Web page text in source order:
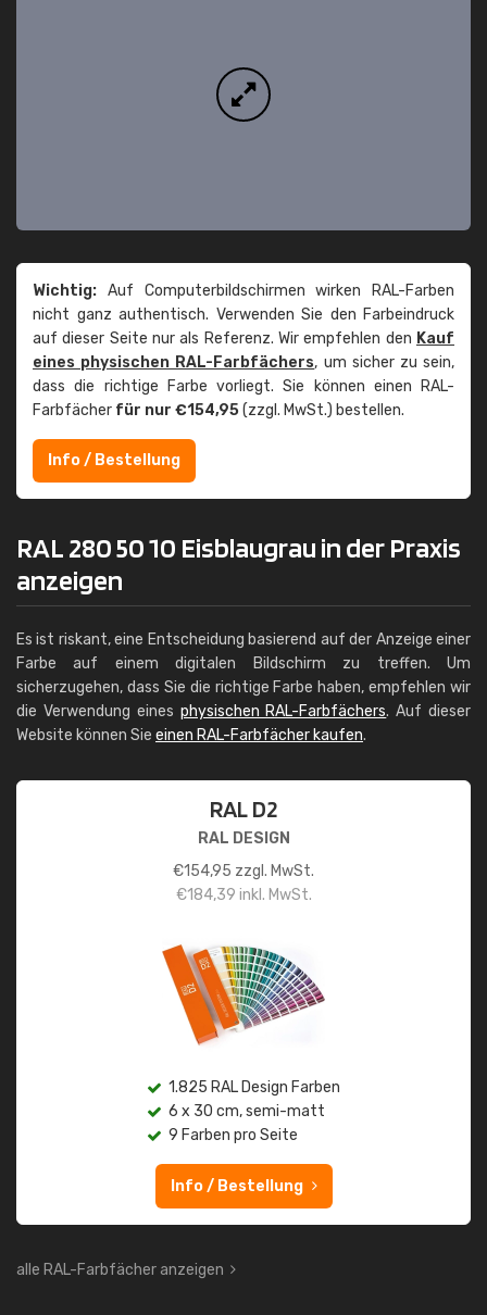
Wichtig: Auf Computerbildschirmen wirken RAL-Farben
nicht ganz authentisch. Verwenden Sie den Farbeindruck
auf dieser Seite nur als Referenz. Wir empfehlen den Kauf
eines physischen RAL-Farbfächers, um sicher zu sein,
dass die richtige Farbe vorliegt. Sie können einen RAL-
Farbfächer für nur €154,95(zzgl. MwSt.) bestellen.
Info / Bestellung
RAL 280 50 10 Eisblaugrau in der Praxis
anzeigen
Es ist riskant, eine Entscheidung basierend auf der Anzeige einer
Farbe auf einem digitalen Bildschirm zu treffen. Um
sicherzugehen, dass Sie die richtige Farbe haben, empfehlen wir
die Verwendung eines physischen RAL-Farbfächers. Auf dieser
Website können Sie einen RAL-Farbfächer kaufen.
RAL D2
RAL DESIGN
€154,95 zzgl. MwSt.
€184,39 inkl. MwSt.
1.825 RAL Design Farben
6 x 30 cm, semi-matt
9 Farben pro Seite
Info / Bestellung
alle RAL-Farbfächer anzeigen